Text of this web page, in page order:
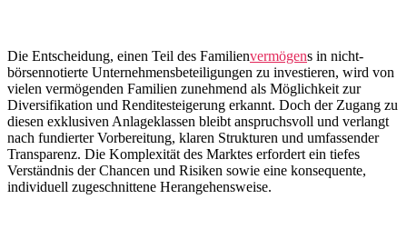
Die Entscheidung, einen Teil des Familienvermögens in nicht-
börsennotierte Unternehmensbeteiligungen zu investieren, wird von
vielen vermögenden Familien zunehmend als Möglichkeit zur
Diversifikation und Renditesteigerung erkannt. Doch der Zugang zu
diesen exklusiven Anlageklassen bleibt anspruchsvoll und verlangt
nach fundierter Vorbereitung, klaren Strukturen und umfassender
Transparenz. Die Komplexität des Marktes erfordert ein tiefes
Verständnis der Chancen und Risiken sowie eine konsequente,
individuell zugeschnittene Herangehensweise.